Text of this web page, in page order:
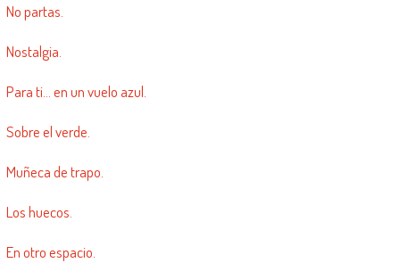
No partas.
Nostalgia.
Para ti… en un vuelo azul.
Sobre el verde.
Muñeca de trapo.
Los huecos.
En otro espacio.